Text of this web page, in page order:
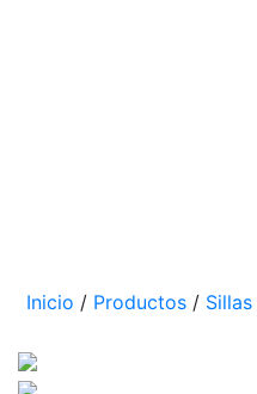
Inicio / Productos /